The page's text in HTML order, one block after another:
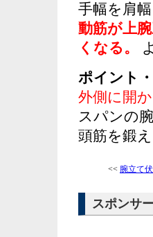
手幅を肩
動筋が上
くなる。
ポイント・
外側に開
スパンの
頭筋を鍛
<< 腕立て
スポンサ